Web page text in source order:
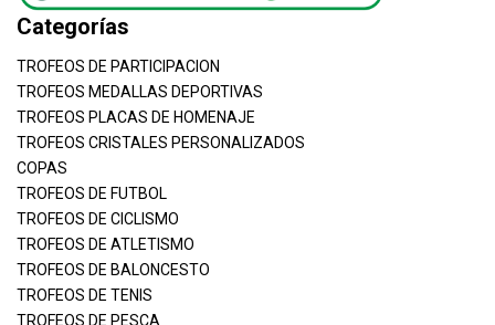
Categorías
TROFEOS DE PARTICIPACION
TROFEOS MEDALLAS DEPORTIVAS
TROFEOS PLACAS DE HOMENAJE
TROFEOS CRISTALES PERSONALIZADOS
COPAS
TROFEOS DE FUTBOL
TROFEOS DE CICLISMO
TROFEOS DE ATLETISMO
TROFEOS DE BALONCESTO
TROFEOS DE TENIS
TROFEOS DE PESCA